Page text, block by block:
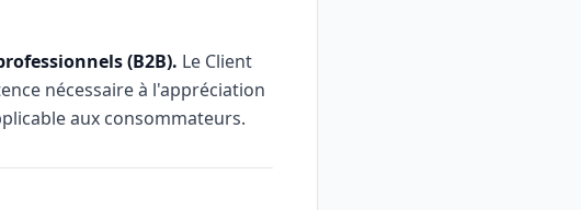
(B2B). Le Client
nécessaire à l'appréciation
aux consommateurs.